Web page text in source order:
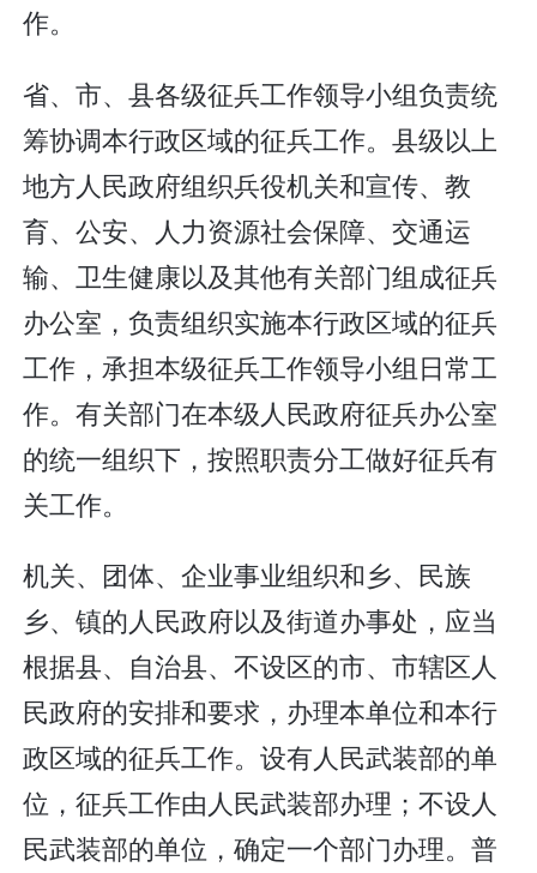
作。
省、市、县各级征兵工作领导小组负责统
筹协调本行政区域的征兵工作。县级以上
地方人民政府组织兵役机关和宣传、教
育、公安、人力资源社会保障、交通运
输、卫生健康以及其他有关部门组成征兵
办公室，负责组织实施本行政区域的征兵
工作，承担本级征兵工作领导小组日常工
作。有关部门在本级人民政府征兵办公室
的统一组织下，按照职责分工做好征兵有
关工作。
机关、团体、企业事业组织和乡、民族
乡、镇的人民政府以及街道办事处，应当
根据县、自治县、不设区的市、市辖区人
民政府的安排和要求，办理本单位和本行
政区域的征兵工作。设有人民武装部的单
位，征兵工作由人民武装部办理；不设人
民武装部的单位，确定一个部门办理。普